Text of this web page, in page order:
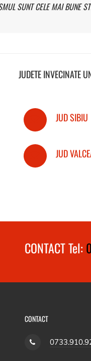
SUNT CELE MAI BUNE
JUDETE INVECINATE
JUD SIBIU
JUD
CONTACT Tel:
CONTACT